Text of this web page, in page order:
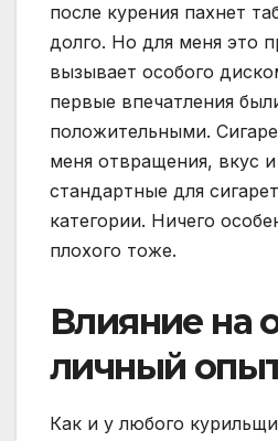
после курения пахнет
долго. Но для меня это
вызывает особого
первые впечатления
положительными.
меня отвращения, вкус
стандартные для
категории. Ничего
плохого тоже.
Влияние на
личный
Как и у любого